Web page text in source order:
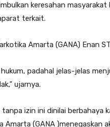
keresahan
terkait.
Amarta (GANA) Enan
hukum, padahal jelas-jelas
ujarnya.
izin ini dinilai berbahaya
Amarta (GANA